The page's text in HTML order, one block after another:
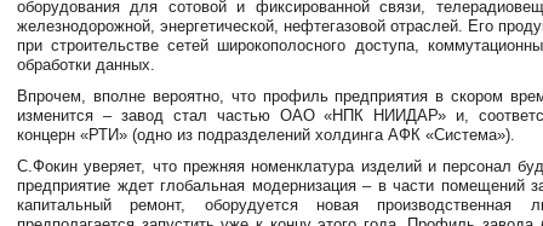
оборудования для сотовой и фиксированной связи,
железнодорожной, энергетической, нефтегазовой отраслей. Его
при строительстве сетей широкополосного доступа,
обработки данных.
Впрочем, вполне вероятно, что профиль предприятия в скором
изменится – завод стал частью ОАО «НПК НИИДАР» и,
концерн «РТИ» (одно из подразделений холдинга АФК «Система»).
С.Фокин уверяет, что прежняя номенклатура изделий и персонал
предприятие ждет глобальная модернизация – в части помещений
капитальный ремонт, оборудуется новая производственная